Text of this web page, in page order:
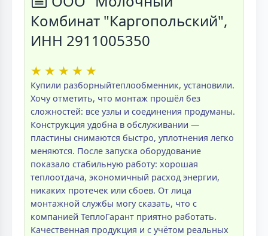
Комбинат "Каргопольский",
ИНН 2911005350
★ ★ ★ ★ ★
Купили разборныйтеплообменник, установили.
Хочу отметить, что монтаж прошёл без
сложностей: все узлы и соединения продуманы.
Конструкция удобна в обслуживании —
пластины снимаются быстро, уплотнения легко
меняются. После запуска оборудование
показало стабильную работу: хорошая
теплоотдача, экономичный расход энергии,
никаких протечек или сбоев. От лица
монтажной службы могу сказать, что с
компанией ТеплоГарант приятно работать.
Качественная продукция и с учётом реальных